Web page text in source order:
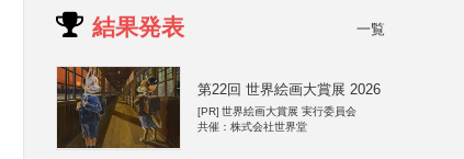
結果発表 一覧
第22回 世界絵画大賞展 2026
[PR] 世界絵画大賞展 実行委員会
共催：株式会社世界堂